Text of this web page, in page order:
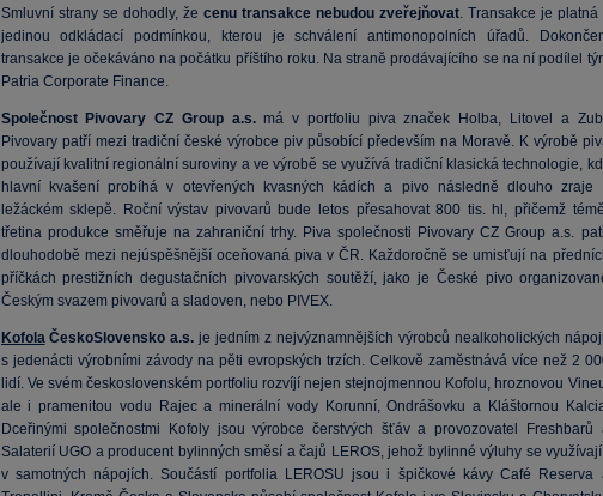
Smluvní strany se dohodly, že cenu transakce nebudou zveřejňovat. Transakce je platná
jedinou odkládací podmínkou, kterou je schválení antimonopolních úřadů.
transakce je očekáváno na počátku příštího roku. Na straně prodávajícího se na ní podílel
Patria Corporate Finance.
Společnost Pivovary CZ Group a.s.má v portfoliu piva značek Holba, Litovel a
Pivovary patří mezi tradiční české výrobce piv působící především na Moravě. K výrobě
používají kvalitní regionální suroviny a ve výrobě se využívá tradiční klasická technologie,
hlavní kvašení probíhá v otevřených kvasných kádích a pivo následně dlouho zraje
ležáckém sklepě. Roční výstav pivovarů bude letos přesahovat 800 tis. hl, přičemž
třetina produkce směřuje na zahraniční trhy. Piva společnosti Pivovary CZ Group a.s.
dlouhodobě mezi nejúspěšnější oceňovaná piva v ČR. Každoročně se umisťují na
příčkách prestižních degustačních pivovarských soutěží, jako je České pivo
Českým svazem pivovarů a sladoven, nebo PIVEX.
KofolaČeskoSlovensko a.s. je jedním z nejvýznamnějších výrobců nealkoholických
s jedenácti výrobními závody na pěti evropských trzích. Celkově zaměstnává více než 2
lidí. Ve svém československém portfoliu rozvíjí nejen stejnojmennou Kofolu, hroznovou
ale i pramenitou vodu Rajec a minerální vody Korunní, Ondrášovku a Kláštornou
Dceřinými společnostmi Kofoly jsou výrobce čerstvých šťáv a provozovatel Freshbarů
Salaterií UGO a producent bylinných směsí a čajů LEROS, jehož bylinné výluhy se
v samotných nápojích. Součástí portfolia LEROSU jsou i špičkové kávy Café Reserva